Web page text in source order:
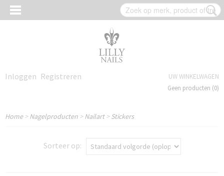
Inloggen Registreren
UW WINKELWAGEN
Geen producten (0)
Home>Nagelproducten >Nailart>Stickers
Sorteer op: